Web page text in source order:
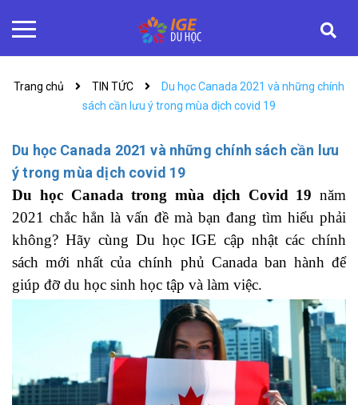
Trang chủ TIN TỨC
Du học Canada 2021 và những chính
sách cần lưu ý trong mùa dịch covid 19
Du học Canada 2021 và những chính sách cần lưu
ý trong mùa dịch covid 19
Du học Canada trong mùa dịch Covid 19 năm
2021 chắc hẳn là vấn đề mà bạn đang tìm hiểu phải
không? Hãy cùng Du học IGE cập nhật các chính
sách mới nhất của chính phủ Canada ban hành để
giúp đỡ du học sinh học tập và làm việc.